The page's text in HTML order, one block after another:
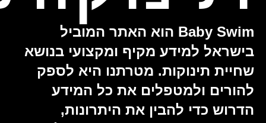
Baby Swim הוא האתר המוביל
בישראל למידע מקיף ומקצועי בנושא
שחיית תינוקות. מטרתנו היא לספק
להורים ולמטפלים את כל המידע
הדרוש כדי להבין את היתרונות,